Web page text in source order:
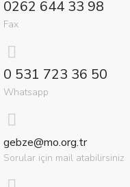
0262 644 33 98
Fax
0 531 723 36 50
Whatsapp
gebze@mo.org.tr
Sorular için mail atabilirsiniz